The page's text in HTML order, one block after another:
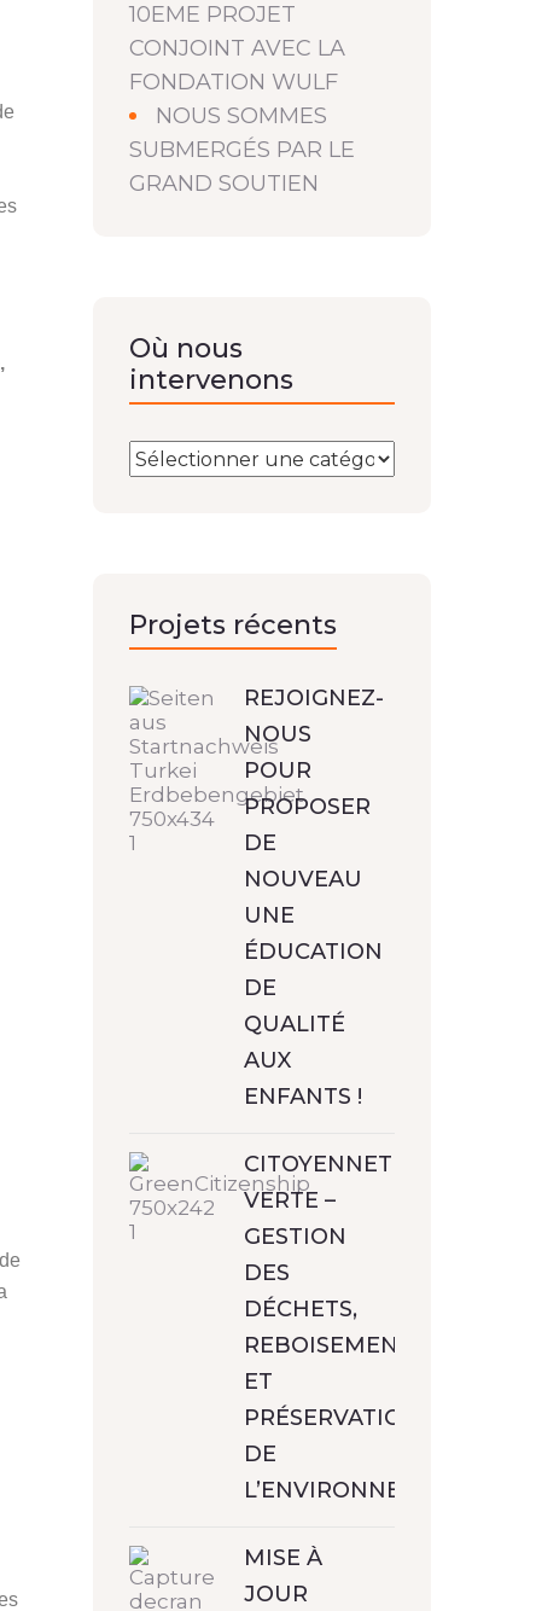
10EME PROJET
CONJOINT AVEC LA
FONDATION WULF
NOUS SOMMES
SUBMERGÉS PAR LE
GRAND SOUTIEN
Où nous
intervenons
Projets récents
REJOIGNEZ-
NOUS
POUR
PROPOSER
DE
NOUVEAU
UNE
ÉDUCATION
DE
QUALITÉ
AUX
ENFANTS !
CITOYENNETÉ
VERTE –
GESTION
DES
DÉCHETS,
REBOISEMENT
ET
PRÉSERVATION
DE
L’ENVIRONNEMENT
MISE À
JOUR